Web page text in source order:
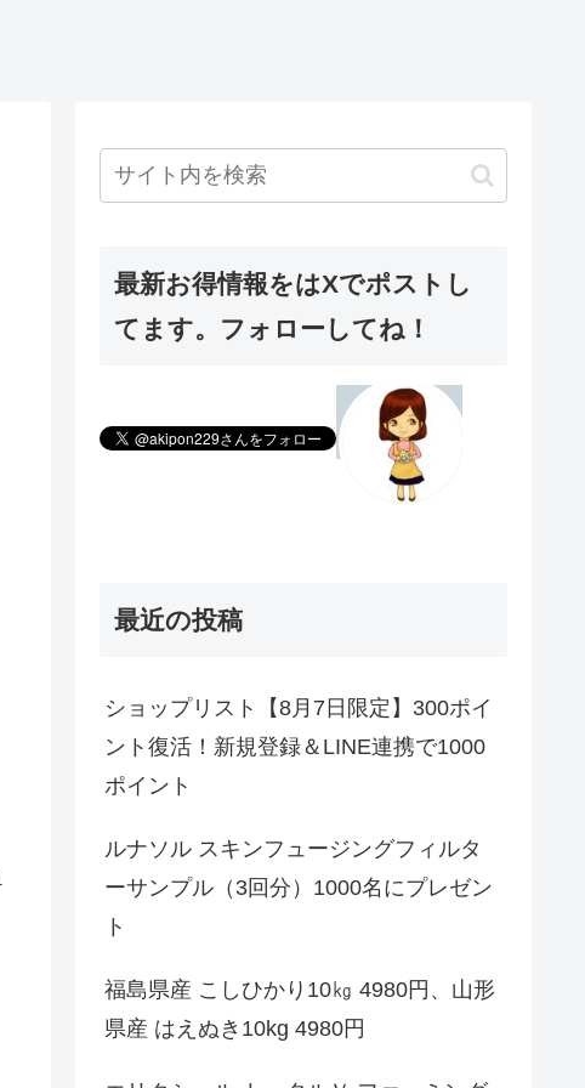
最新お得情報をはXでポストし
てます。フォローしてね！
最近の投稿
ショップリスト【8月7日限定】300ポイ
ント復活！新規登録＆LINE連携で1000
ポイント
ルナソル スキンフュージングフィルタ
ーサンプル（3回分）1000名にプレゼン
ト
福島県産 こしひかり10㎏ 4980円、山形
県産 はえぬき10kg 4980円